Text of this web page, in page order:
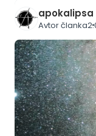
apokalipsa
Avtor članka